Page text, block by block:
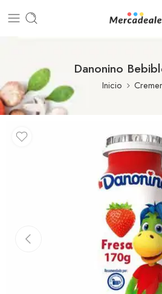
Danonino
Inicio